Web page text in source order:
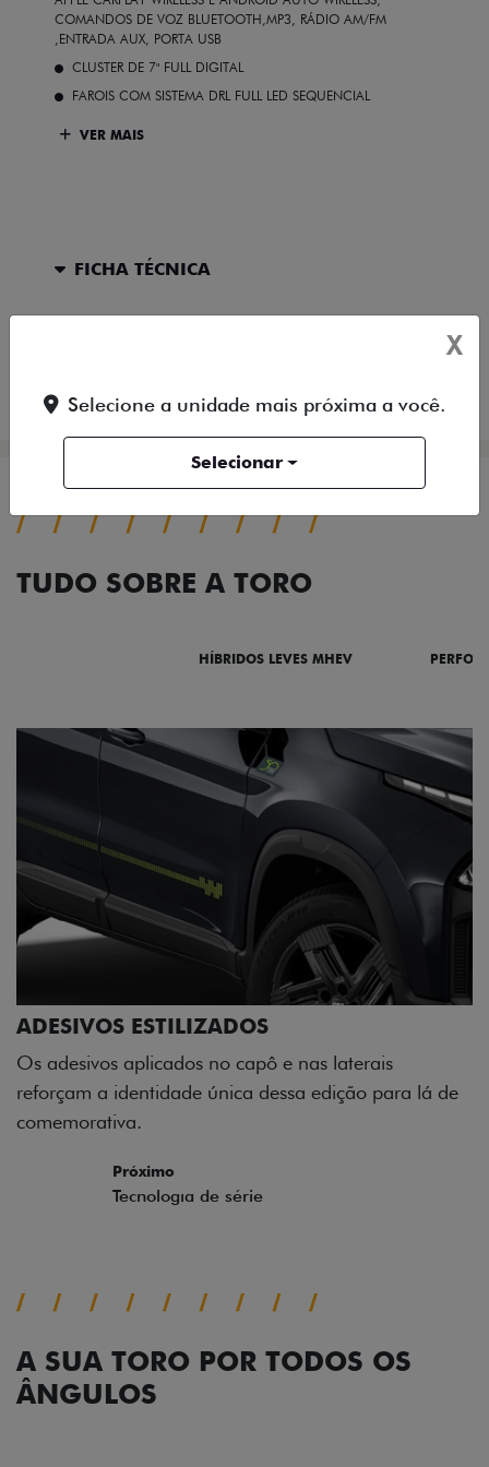
COMANDOS DE VOZ BLUETOOTH,MP3, RÁDIO AM/FM
,ENTRADA AUX, PORTA USB
CLUSTER DE 7" FULL DIGITAL
FAROIS COM SISTEMA DRL FULL LED SEQUENCIAL
VER MAIS
FICHA TÉCNICA
TUDO SOBRE A TORO
HÍBRIDOS LEVES MHEV
ADESIVOS ESTILIZADOS
Os adesivos aplicados no capô e nas laterais
reforçam a identidade única dessa edição para lá de
comemorativa.
Próximo
Tecnologia de série
A SUA TORO POR TODOS OS
ÂNGULOS
X
Selecione a unidade mais próxima a você.
Selecionar